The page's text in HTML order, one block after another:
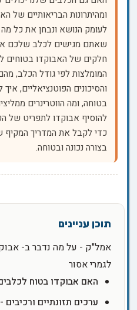
ומהיתרונות הבריאותיים של
לעומק הנושא ונבחן את כל
שאתם מגישים לכלב שלכם את
חלקים של האבוקדו בטוחים
המומלצות לפי גודל הכלב, מהם
והסיכונים הפוטנציאליים,
בטוחה, ומה הווטרינרים
להוסיף אבוקדו לתפריט של
כדי לקבל את המדריך המקיף
בצורה נכונה ובטוחה.
אמל"ק - על מה נדבר ב-
לגמרי אסור
האם אבוקדו בטוח
ערכים תזונתיים ורכיבים